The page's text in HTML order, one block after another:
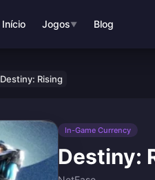
Início Jogos▼ Blog
Destiny: Rising
In-Game Currency
Destiny: